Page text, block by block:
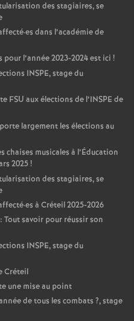
des stagiaires, se
·es dans l’académie de
pour l’année 2023-2024 est ici !
INSPE, stage du
FSU aux élections de l’INSPE de
largement les élections au
chaises musicales à l’Éducation
2025!
des stagiaires, se
·es à Créteil 2025-2026
savoir pour réussir son
INSPE, stage du
Créteil
une mise au point
de tous les combats ?, stage